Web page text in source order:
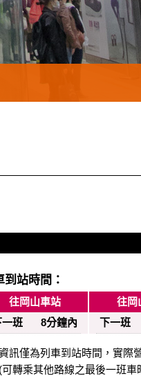
到站時間：
往岡山車站
一班
8分鐘內
往岡
下一班
訊僅為列車到站時間，實際
可轉乘其他路線之最後一班車